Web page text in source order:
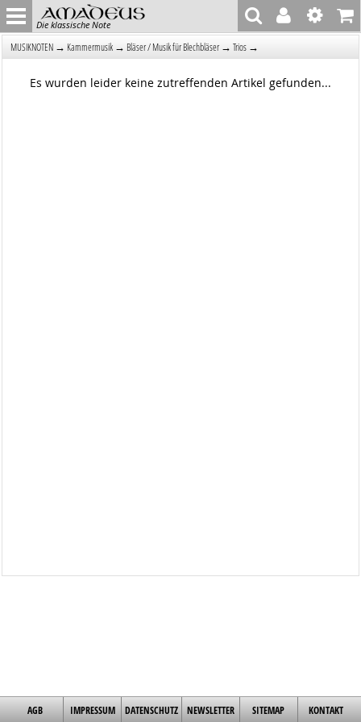
Die klassische Note
MUSIKNOTEN → Kammermusik → Bläser / Musik für Blechbläser → Trios →
Es wurden leider keine zutreffenden Artikel gefunden...
AGB IMPRESSUM DATENSCHUTZ NEWSLETTER SITEMAP KONTAKT